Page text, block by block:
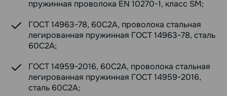
пружинная проволока EN 10270-1, класс SM;
ГОСТ 14963-78, 60С2А, проволока стальная
легированная пружинная ГОСТ 14963-78, сталь
60С2А;
ГОСТ 14959-2016, 60С2А, проволока стальная
легированная пружинная ГОСТ 14959-2016,
сталь 60С2А;